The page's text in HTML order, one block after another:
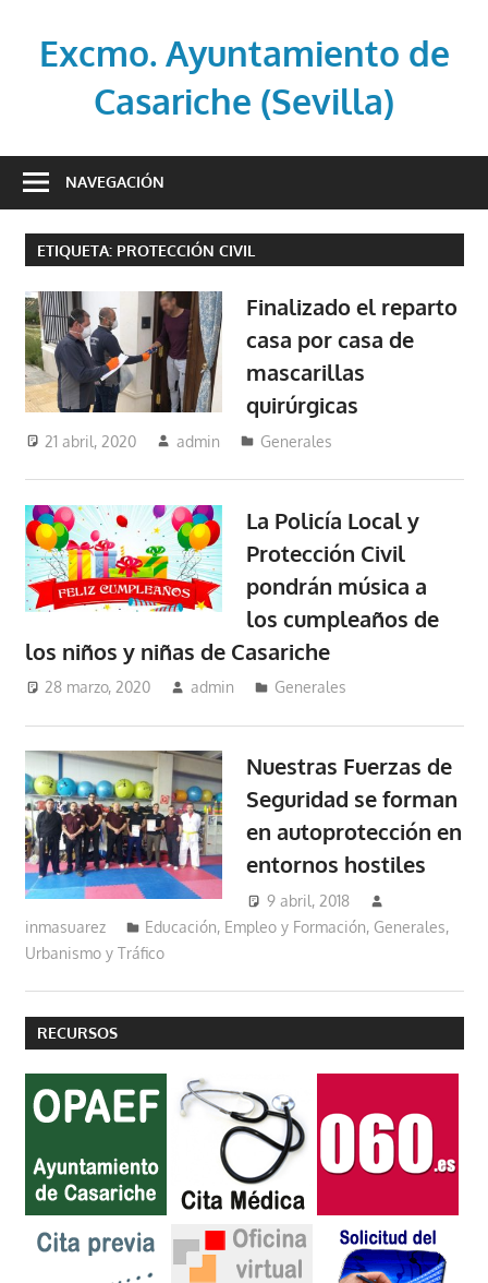
contenidoExcmo. Ayuntamiento de
Casariche (Sevilla)
oficial
Ayuntamiento
de
Casariche
(Sevilla)
NAVEGACIÓN
ETIQUETA: PROTECCIÓN CIVIL
Finalizado el reparto
casa por casa de
mascarillas
quirúrgicas
21 abril, 2020 admin Generales
La Policía Local y
Protección Civil
pondrán música a
los cumpleaños de
los niños y niñas de Casariche
28 marzo, 2020 admin Generales
Nuestras Fuerzas de
Seguridad se forman
en autoprotección en
entornos hostiles
9 abril, 2018
inmasuarez
Educación, Empleo y Formación, Generales,
Urbanismo y Tráfico
RECURSOS